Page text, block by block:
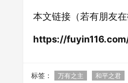
本文链接（若有朋友
https://
标签： 万有之主 和平之君